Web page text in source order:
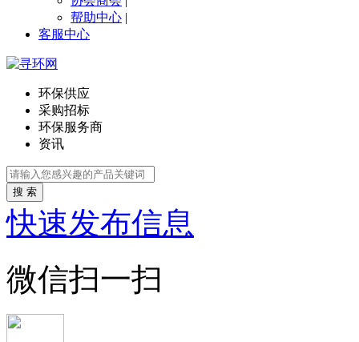
帮助中心 |
客服中心
环保供应
采购招标
环保服务商
资讯
搜 索
快速发布信息
微信扫一扫